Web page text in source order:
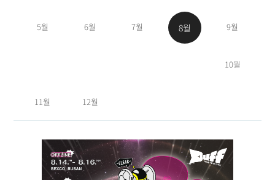
5월 6월 7월 8월 9월
10월
11월 12월